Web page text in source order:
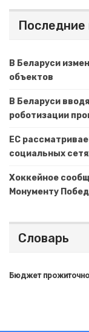
Последние
В Беларуси
объектов
В Беларуси
роботизации
ЕС
социальных
Хоккейное
Монументу
Словарь
Бюджет